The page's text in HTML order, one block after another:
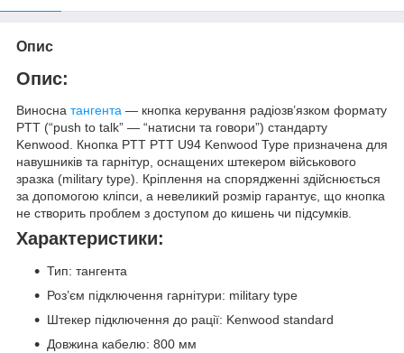
Опис
Опис:
Виносна тангента — кнопка керування радіозв’язком формату
PTT (“push to talk” — “натисни та говори”) стандарту
Kenwood. Кнопка PTT PTT U94 Kenwood Type призначена для
навушників та гарнітур, оснащених штекером військового
зразка (military type). Кріплення на спорядженні здійснюється
за допомогою кліпси, а невеликий розмір гарантує, що кнопка
не створить проблем з доступом до кишень чи підсумків.
Характеристики:
Тип: тангента
Роз’єм підключення гарнітури: military type
Штекер підключення до рації: Kenwood standard
Довжина кабелю: 800 мм